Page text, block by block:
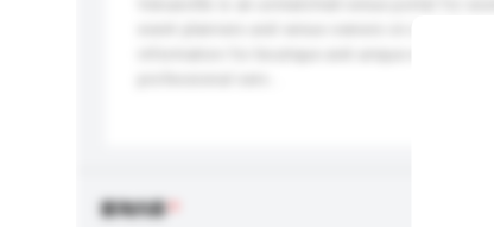
查询内容